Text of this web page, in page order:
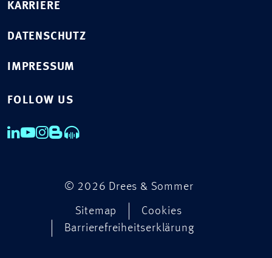
KARRIERE
DATENSCHUTZ
IMPRESSUM
FOLLOW US
© 2026 Drees & Sommer
Sitemap
Cookies
Barrierefreiheitserklärung